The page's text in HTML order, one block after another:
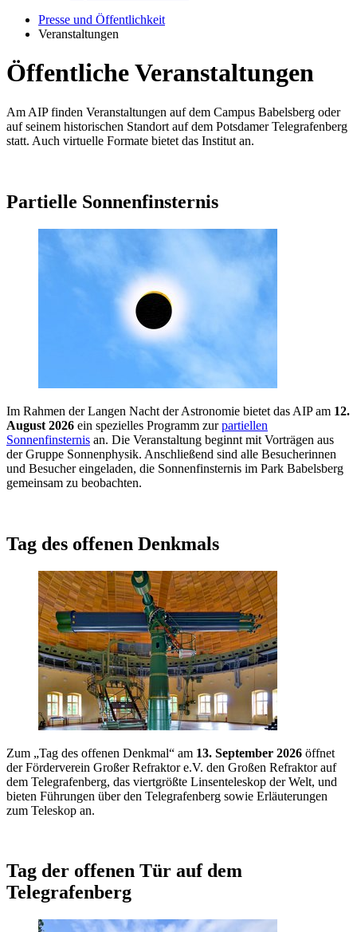
Presse und Öffentlichkeit
Veranstaltungen
Öffentliche Veranstaltungen
Am AIP finden Veranstaltungen auf dem Campus Babelsberg oder
auf seinem historischen Standort auf dem Potsdamer Telegrafenberg
statt. Auch virtuelle Formate bietet das Institut an.
Partielle Sonnenfinsternis
Im Rahmen der Langen Nacht der Astronomie bietet das AIP am 12.
August 2026 ein spezielles Programm zurpartiellen
Sonnenfinsternis an. Die Veranstaltung beginnt mit Vorträgen aus
der Gruppe Sonnenphysik. Anschließend sind alle Besucherinnen
und Besucher eingeladen, die Sonnenfinsternis im Park Babelsberg
gemeinsam zu beobachten.
Tag des offenen Denkmals
Zum „Tag des offenen Denkmal“ am 13. September 2026 öffnet
der Förderverein Großer Refraktor e.V. den Großen Refraktor auf
dem Telegrafenberg, das viertgrößte Linsenteleskop der Welt, und
bieten Führungen über den Telegrafenberg sowie Erläuterungen
zum Teleskop an.
Tag der offenen Tür auf dem
Telegrafenberg